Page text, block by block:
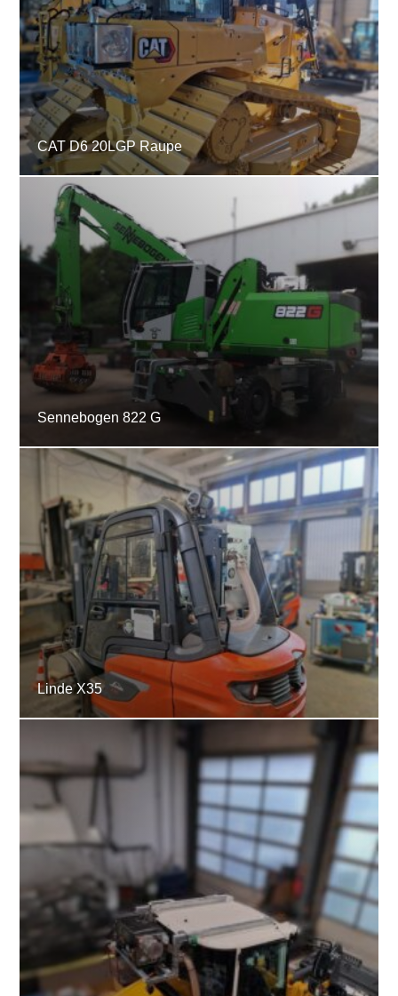
CAT D6 20LGP Raupe
Sennebogen 822 G
Linde X35